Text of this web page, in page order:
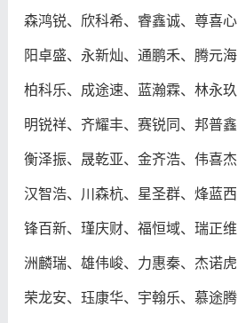
森鸿锐、欣科希、睿鑫诚、尊喜心
阳卓盛、永新灿、通鹏禾、腾元海
柏科乐、成途速、蓝瀚霖、林永玖
明锐祥、齐耀丰、赛锐同、邦普鑫
衡泽振、晟乾亚、金齐浩、伟喜杰
汉智浩、川森杭、星圣群、烽蓝西
锋百新、瑾庆财、福恒域、瑞正维
洲麟瑞、雄伟峻、力惠秦、杰诺虎
荣龙安、珏康华、宇翰乐、慕途腾